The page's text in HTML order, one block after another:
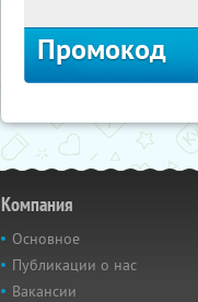
Промокод
Компания
Основное
Публикации о нас
Вакансии